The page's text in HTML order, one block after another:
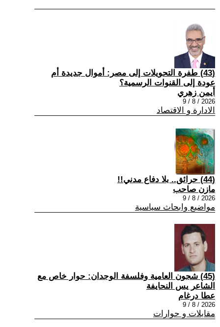
(43) طفرة التحويلات إلى مصر: أموال جديدة أم
عودة إلى القنوات الرسمية؟
أيمن زهري
2026 / 8 / 9
الادارة و الاقتصاد
(44) حرائق.. بلا دفاع مدني!!
مازن صاحب
2026 / 8 / 9
مواضيع وابحاث سياسية
(45) شجون العامية وفلسفة الوجدان: حوار خاص مع
الشاعر يس النحايفة
عطا درغام
2026 / 8 / 9
مقابلات و حوارات